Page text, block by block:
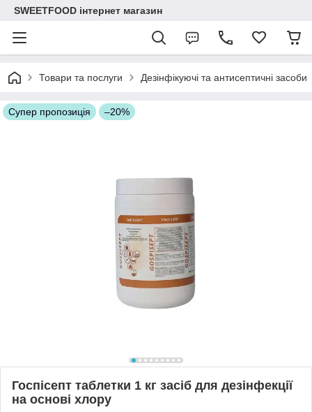
SWEETFOOD інтернет магазин
Товари та послуги Дезінфікуючі та антисептичні засоби
Супер пропозиція –20%
Госпісепт таблетки 1 кг засіб для дезінфекції
на основі хлору